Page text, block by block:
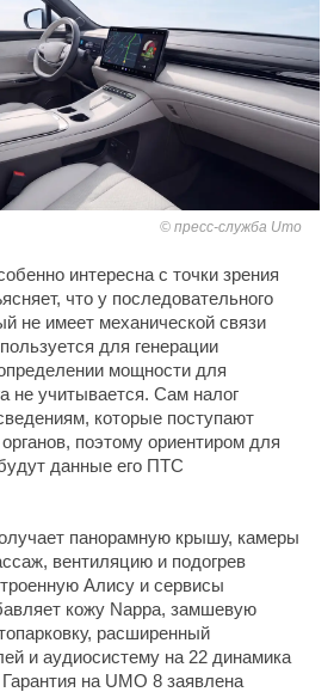
пресс-служба Umo
интересна с точки зрения
что у последовательного
не имеет механической связи
для генерации
мощности для
не учитывается. Сам налог
которые поступают
поэтому ориентиром для
данные его ПТС
панорамную крышу, камеры
вентиляцию и подогрев
Алису и сервисы
кожу Nappa, замшевую
расширенный
и аудиосистему на 22 динамика
на UMO 8 заявлена